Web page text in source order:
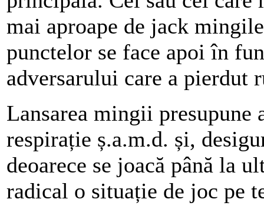
mai aproape de jack
punctelor se face apoi în
adversarului care a pierdut
Lansarea mingii
respirație ș.a.m.d. și,
deoarece se joacă până la
radical o situație de joc pe